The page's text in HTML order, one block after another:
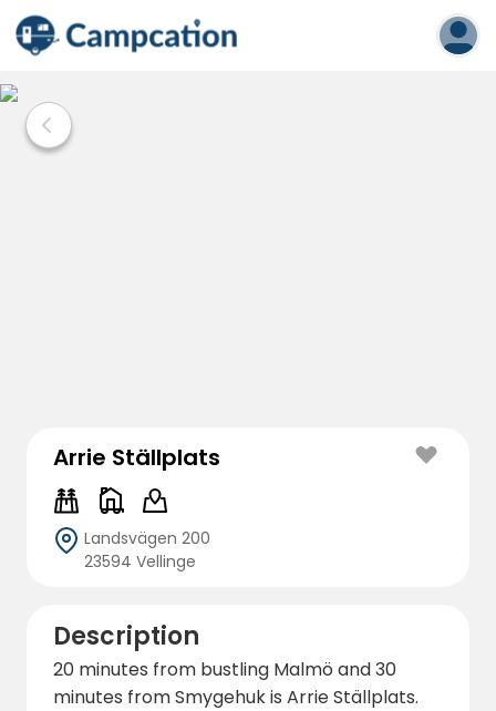
Arrie Ställplats
Landsvägen 200
23594 Vellinge
Description
20 minutes from bustling Malmö and 30
minutes from Smygehuk is Arrie Ställplats.